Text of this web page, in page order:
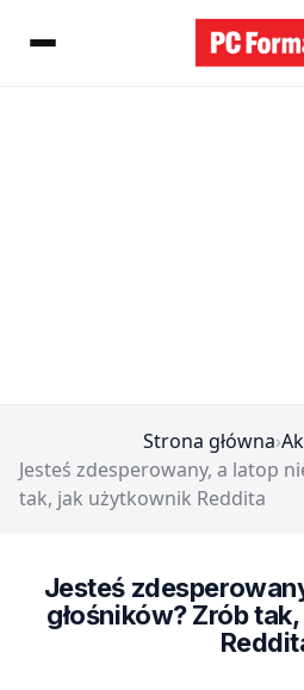
Strona główna›
Jesteś zdesperowany, a latop
tak, jak użytkownik Reddita
Jesteś
głośników? Zrób